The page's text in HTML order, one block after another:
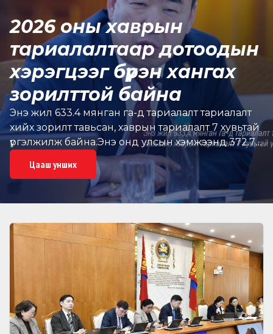
2026 оны хаврын
тариалалтаар дотоодын
хэрэгцээг бүрэн хангах
зорилттой байна
Энэ жил 633.4 мянган га-д тариалалт тариалалт
хийх зорилт тавьсан, хаврын тариалалт 7 хувьтай
үргэлжилж байна.Энэ онд улсын хэмжээнд 372.7
мянга га-д үр тариа, 16.0 мянган га-д төмс, 18.3
мянган га-д хүнсний ногоо,121.9 мянган га-д
малын тэжээл, 104.1 мянган га-д тосны ургамал
нийт 633.4 мянган га-д тариалалт тариалалт
Улсын Засгийн газрын 2025 оны 47 дугаар
тогтоолоор батлагдсан “Атрын-IV тариалангийн
тогтвортой хөгжлийн аян”-ыг хэрэгжүүлэх, арга
хэмжээний төлөвлөгөөг эрчимжүүлэх, 2026 оны
тариалалтыг технологийн хугацаанд үр дүнтэй
зохион байгуулах чиглэлээр аймгуудад үүрэг
чиглэл өгч зохион байгуулалтын арга хэмжээг
Цааш унших